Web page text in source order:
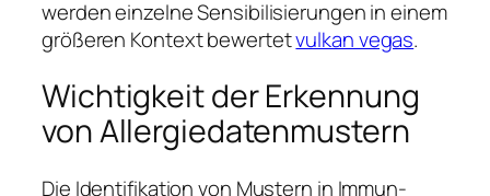
werden einzelne Sensibilisierungen in einem
größeren Kontext bewertetvulkan vegas.
Wichtigkeit der Erkennung
von Allergiedatenmustern
Die Identifikation von Mustern in Immun-